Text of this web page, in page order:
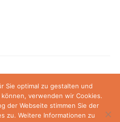
Sie optimal zu gestalten und
verwenden wir Cookies.
der Webseite stimmen Sie der
zu. Weitere Informationen zu